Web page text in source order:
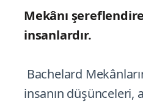
Mekânı
insanlardır.
Bachelard
insanın düşünceleri,